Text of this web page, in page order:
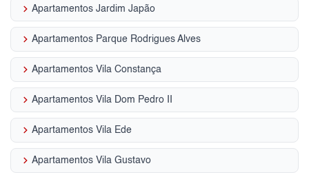
keyboard_arrow_right Apartamentos Jardim Japão
keyboard_arrow_right Apartamentos Parque Rodrigues Alves
keyboard_arrow_right Apartamentos Vila Constança
keyboard_arrow_right Apartamentos Vila Dom Pedro II
keyboard_arrow_right Apartamentos Vila Ede
keyboard_arrow_right Apartamentos Vila Gustavo